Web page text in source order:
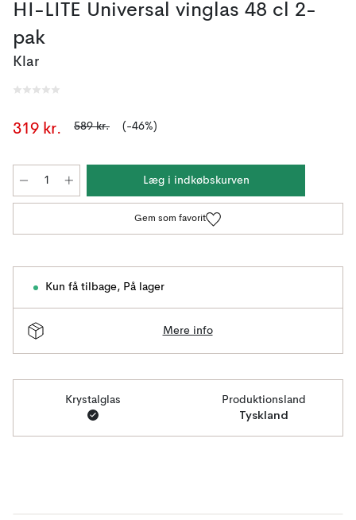
HI-LITE Universal vinglas 48 cl 2-
pak
Klar
319 kr. 589 kr. (-46%)
Læg i indkøbskurven
Gem som favorit
Kun få tilbage, På lager
Mere info
Krystalglas Produktionsland
Tyskland